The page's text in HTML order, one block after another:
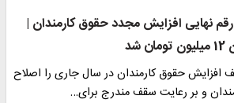
درباره رقم نهایی افزایش مجدد حقوق کارمندان |
حقوق کارمندان در سال جاری را اصلاح
و بر رعایت سقف مندرج برای…